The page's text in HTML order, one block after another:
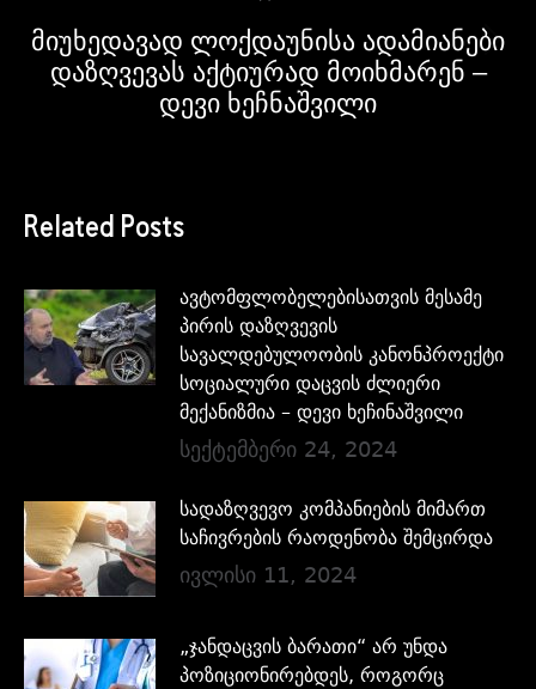
მიუხედავად ლოქდაუნისა ადამიანები
დაზღვევას აქტიურად მოიხმარენ –
დევი ხეჩნაშვილი
Related Posts
ავტომფლობელებისათვის მესამე
პირის დაზღვევის
სავალდებულოობის კანონპროექტი
სოციალური დაცვის ძლიერი
მექანიზმია – დევი ხეჩინაშვილი
სექტემბერი 24, 2024
სადაზღვევო კომპანიების მიმართ
საჩივრების რაოდენობა შემცირდა
ივლისი 11, 2024
„ჯანდაცვის ბარათი“ არ უნდა
პოზიციონირებდეს, როგორც